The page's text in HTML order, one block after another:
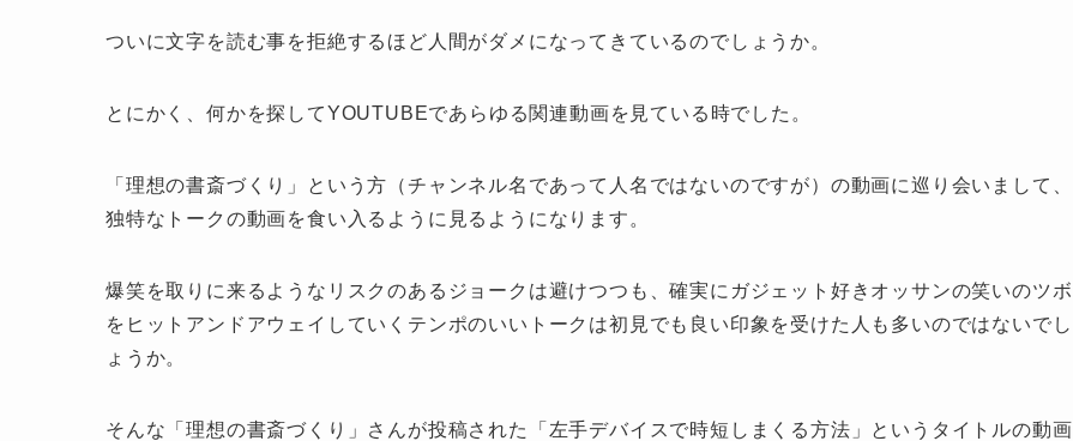
ついに文字を読む事を拒絶するほど人間がダメになってきているのでしょうか。
とにかく、何かを探してYOUTUBEであらゆる関連動画を見ている時でした。
「理想の書斎づくり」という方（チャンネル名であって人名ではないのですが）の動画に巡り会いまして、
独特なトークの動画を食い入るように見るようになります。
爆笑を取りに来るようなリスクのあるジョークは避けつつも、確実にガジェット好きオッサンの笑いのツボ
をヒットアンドアウェイしていくテンポのいいトークは初見でも良い印象を受けた人も多いのではないでし
ょうか。
そんな「理想の書斎づくり」さんが投稿された「左手デバイスで時短しまくる方法」というタイトルの動画